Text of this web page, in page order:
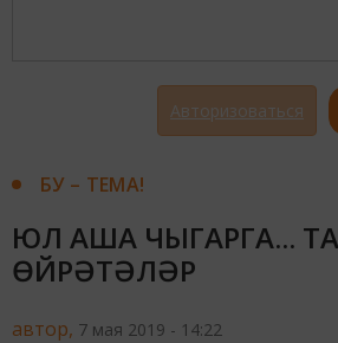
Авторизоваться
БУ – ТЕМА!
ЮЛ АША ЧЫГАРГА...
ӨЙРӘТӘЛӘР
автор, 7 мая 2019 - 14:22